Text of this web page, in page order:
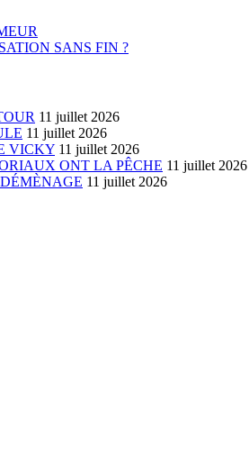
SANS FIN ?
11 juillet 2026
11 juillet 2026
VICKY 11 juillet 2026
ONT LA PÊCHE 11 juillet 2026
DÉMÈNAGE 11 juillet 2026